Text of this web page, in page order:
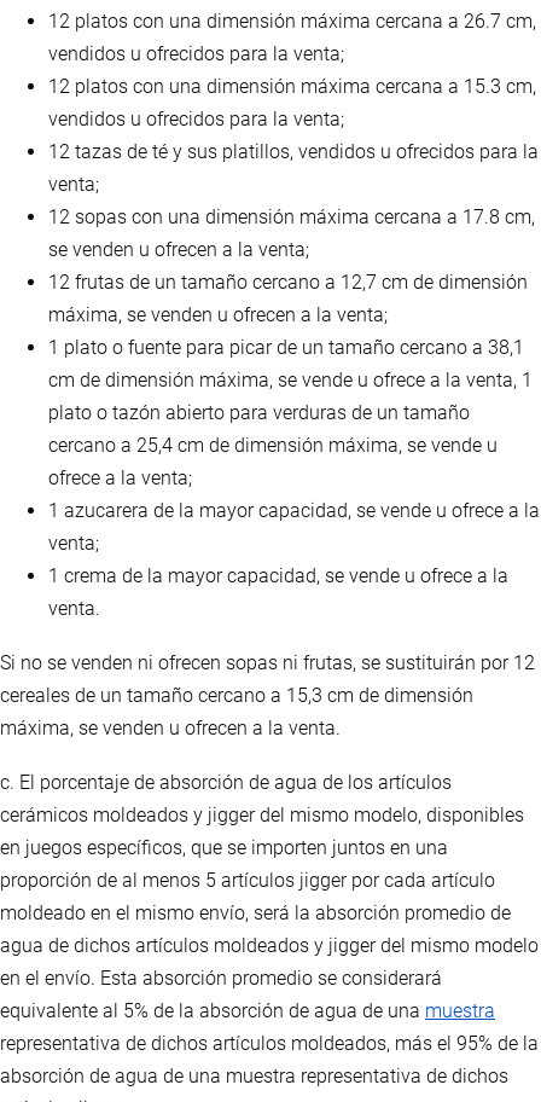
12 platos con una dimensión máxima cercana a 26.7 cm,
vendidos u ofrecidos para la venta;
12 platos con una dimensión máxima cercana a 15.3 cm,
vendidos u ofrecidos para la venta;
12 tazas de té y sus platillos, vendidos u ofrecidos para la
venta;
12 sopas con una dimensión máxima cercana a 17.8 cm,
se venden u ofrecen a la venta;
12 frutas de un tamaño cercano a 12,7 cm de dimensión
máxima, se venden u ofrecen a la venta;
1 plato o fuente para picar de un tamaño cercano a 38,1
cm de dimensión máxima, se vende u ofrece a la venta, 1
plato o tazón abierto para verduras de un tamaño
cercano a 25,4 cm de dimensión máxima, se vende u
ofrece a la venta;
1 azucarera de la mayor capacidad, se vende u ofrece a la
venta;
1 crema de la mayor capacidad, se vende u ofrece a la
venta.
Si no se venden ni ofrecen sopas ni frutas, se sustituirán por 12
cereales de un tamaño cercano a 15,3 cm de dimensión
máxima, se venden u ofrecen a la venta.
c. El porcentaje de absorción de agua de los artículos
cerámicos moldeados y jigger del mismo modelo, disponibles
en juegos específicos, que se importen juntos en una
proporción de al menos 5 artículos jigger por cada artículo
moldeado en el mismo envío, será la absorción promedio de
agua de dichos artículos moldeados y jigger del mismo modelo
en el envío. Esta absorción promedio se considerará
equivalente al 5% de la absorción de agua de una muestra
representativa de dichos artículos moldeados, más el 95% de la
absorción de agua de una muestra representativa de dichos